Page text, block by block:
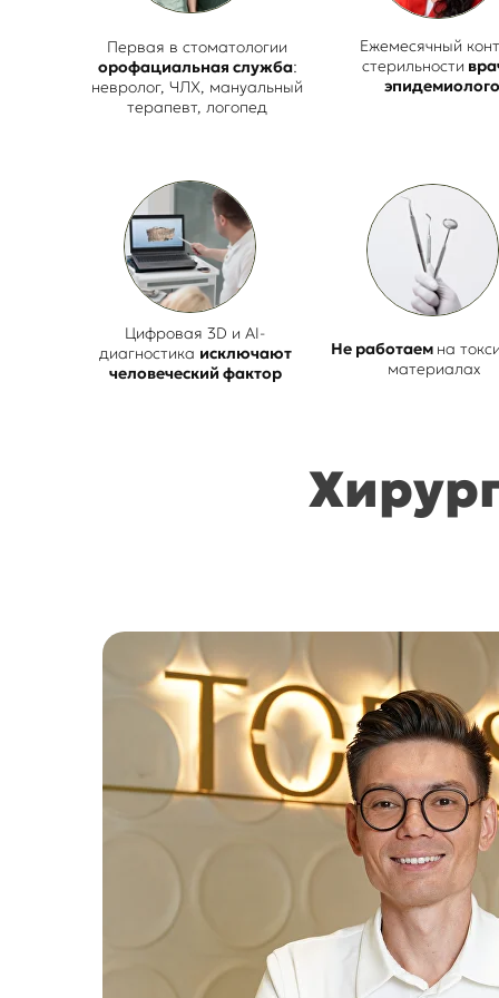
Не работаем на
материалах
Цифровая 3D и AI-
диагностика исключают
человеческий фактор
Первая в стоматологии
орофациальная служба:
невролог, ЧЛХ, мануальный
терапевт, логопед
Ежемесячный
стерильности